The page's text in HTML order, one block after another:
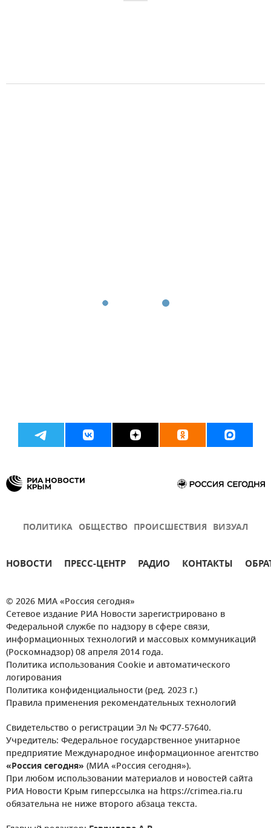
ПОЛИТИКА ОБЩЕСТВО ПРОИСШЕСТВИЯ ВИЗУАЛ
НОВОСТИ ПРЕСС-ЦЕНТР РАДИО КОНТАКТЫ
© 2026 МИА «Россия сегодня»
Сетевое издание РИА Новости зарегистрировано в
Федеральной службе по надзору в сфере связи,
информационных технологий и массовых коммуникаций
(Роскомнадзор) 08 апреля 2014 года.
Политика использования Cookie и автоматического
логирования
Политика конфиденциальности (ред. 2023 г.)
Правила применения рекомендательных технологий
Свидетельство о регистрации Эл № ФС77-57640.
Учредитель: Федеральное государственное унитарное
предприятие Международное информационное агентство
«Россия сегодня» (МИА «Россия сегодня»).
При любом использовании материалов и новостей сайта
РИА Новости Крым гиперссылка на https://crimea.ria.ru
обязательна не ниже второго абзаца текста.